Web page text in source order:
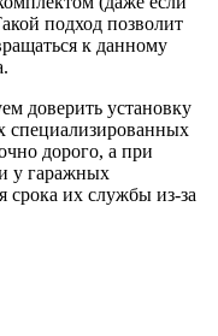
подход позволит
к данному
доверить установку
специализированных
дорого, а при
у гаражных
их службы из-за